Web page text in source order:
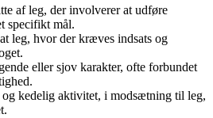
af leg, der involverer at udføre
specifikt mål.
leg, hvor der kræves indsats og
eller sjov karakter, ofte forbundet
og kedelig aktivitet, i modsætning til leg,